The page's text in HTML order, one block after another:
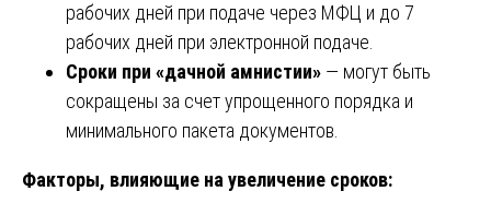
рабочих дней при подаче через МФЦ и до 7
рабочих дней при электронной подаче.
Сроки при «дачной амнистии» — могут быть
сокращены за счет упрощенного порядка и
минимального пакета документов.
Факторы, влияющие на увеличение сроков: